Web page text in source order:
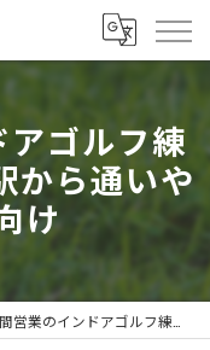
ゴルフ練
から通いや
け
インドアゴルフ練習場ウテミル: 藤沢駅から通いやすい初心者向け